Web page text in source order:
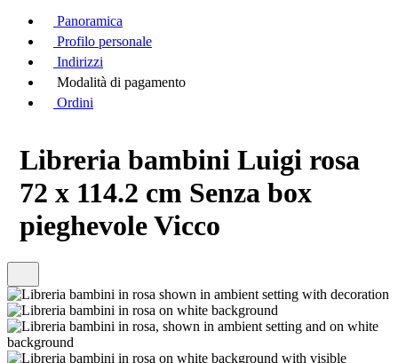
Panoramica
Profilo personale
Indirizzi
Modalità di pagamento
Ordini
Libreria bambini Luigi rosa
72 x 114.2 cm Senza box
pieghevole Vicco